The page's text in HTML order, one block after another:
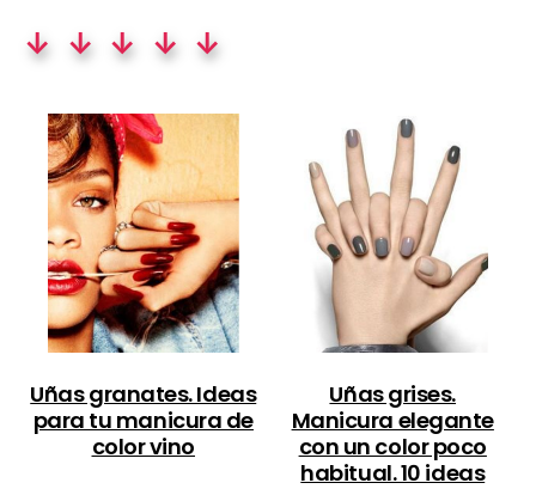
↓ ↓ ↓ ↓ ↓
Uñas granates. Ideas
para tu manicura de
color vino
Uñas grises.
Manicura elegante
con un color poco
habitual. 10 ideas